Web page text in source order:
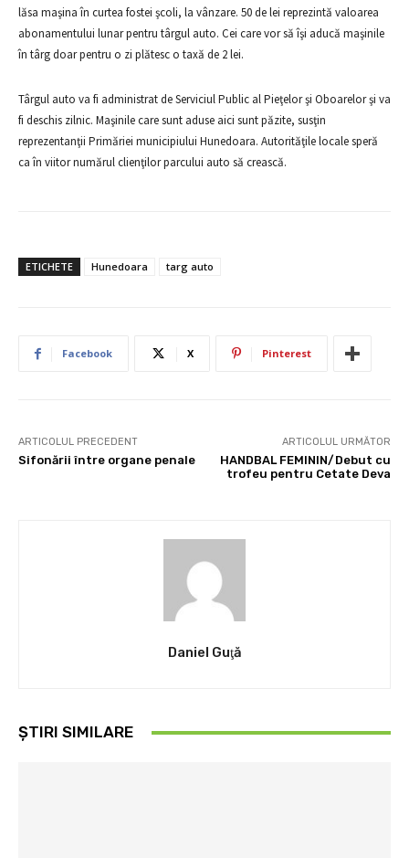
lăsa maşina în curtea fostei şcoli, la vânzare. 50 de lei reprezintă valoarea
abonamentului lunar pentru târgul auto. Cei care vor să îşi aducă maşinile
în târg doar pentru o zi plătesc o taxă de 2 lei.
Târgul auto va fi administrat de Serviciul Public al Pieţelor şi Oboarelor şi va
fi deschis zilnic. Maşinile care sunt aduse aici sunt păzite, susţin
reprezentanţii Primăriei municipiului Hunedoara. Autorităţile locale speră
ca în viitor numărul clienţilor parcului auto să crească.
ETICHETE Hunedoara targ auto
Facebook X Pinterest
ARTICOLUL PRECEDENT
Sifonării între organe penale
ARTICOLUL URMĂTOR
HANDBAL FEMININ/Debut cu
trofeu pentru Cetate Deva
Daniel Guţă
ȘTIRI SIMILARE